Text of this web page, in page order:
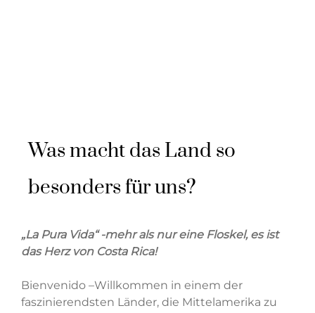
Was macht das Land so
besonders für uns?
„La Pura Vida“ -mehr als nur eine Floskel, es ist
das Herz von Costa Rica!
Bienvenido –Willkommen in einem der
faszinierendsten Länder, die Mittelamerika zu